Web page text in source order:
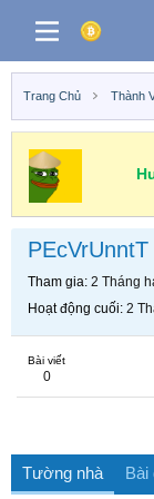
Trang Chủ Thành
PEcVrUnntT
Tham gia 2 Tháng
Hoạt động cuối 2
Bài viết
0
Tường nhà Bài